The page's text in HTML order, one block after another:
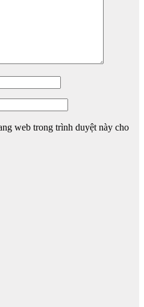
web trong trình duyệt này cho